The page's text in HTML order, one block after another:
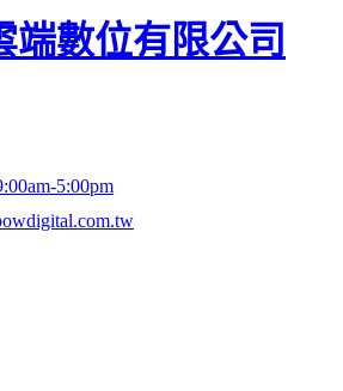
端數位有限公司
5:00pm